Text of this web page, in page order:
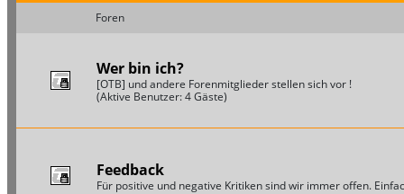
Foren
Wer bin ich?
[OTB] und andere Forenmitglieder stellen sich vor !
(Aktive Benutzer: 4 Gäste)
Feedback
Für positive und negative Kritiken sind wir immer offen.